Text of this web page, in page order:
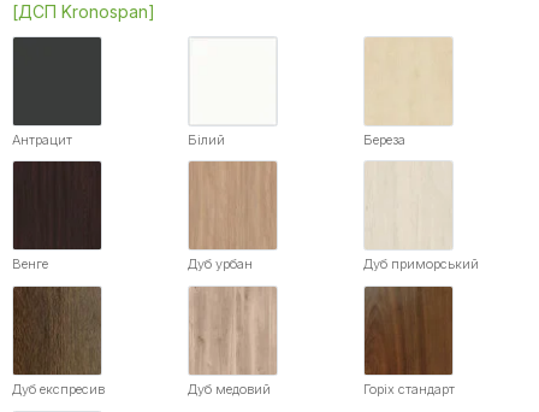
[ДСП Kronospan]
Антрацит Білий Береза
Венге Дуб урбан Дуб приморський
Дуб експресив Дуб медовий Горіх стандарт